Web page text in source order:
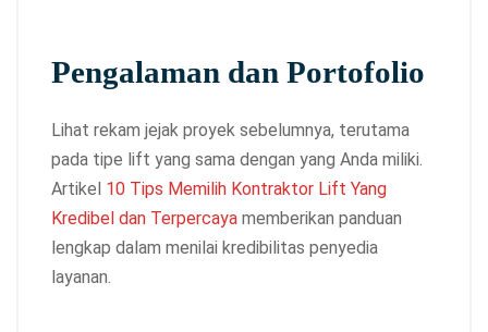
Pengalaman dan Portofolio
Lihat rekam jejak proyek sebelumnya, terutama
pada tipe lift yang sama dengan yang Anda miliki.
Artikel 10 Tips Memilih Kontraktor Lift Yang
Kredibel dan Terpercaya memberikan panduan
lengkap dalam menilai kredibilitas penyedia
layanan.